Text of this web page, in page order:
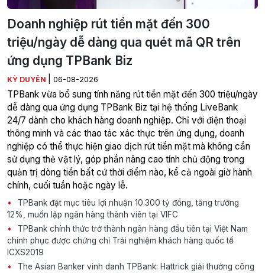
Doanh nghiệp rút tiền mặt đến 300
triệu/ngày dễ dàng qua quét mã QR trên
ứng dụng TPBank Biz
KỲ DUYÊN 06-08-2026
TPBank vừa bổ sung tính năng rút tiền mặt đến 300 triệu/ngày
dễ dàng qua ứng dụng TPBank Biz tại hệ thống LiveBank
24/7 dành cho khách hàng doanh nghiệp. Chỉ với điện thoại
thông minh và các thao tác xác thực trên ứng dụng, doanh
nghiệp có thể thực hiện giao dịch rút tiền mặt mà không cần
sử dụng thẻ vật lý, góp phần nâng cao tính chủ động trong
quản trị dòng tiền bất cứ thời điểm nào, kể cả ngoài giờ hành
chính, cuối tuần hoặc ngày lễ.
TPBank đặt mục tiêu lợi nhuận 10.300 tỷ đồng, tăng trưởng
12%, muốn lập ngân hàng thành viên tại VIFC
TPBank chính thức trở thành ngân hàng đầu tiên tại Việt Nam
chinh phục được chứng chỉ Trải nghiệm khách hàng quốc tế
ICXS2019
The Asian Banker vinh danh TPBank: Hattrick giải thưởng công